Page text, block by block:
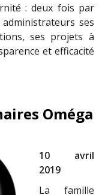
: deux fois par
ses
ses projets à
et efficacité
Oméga
10 avril
2019
La famille